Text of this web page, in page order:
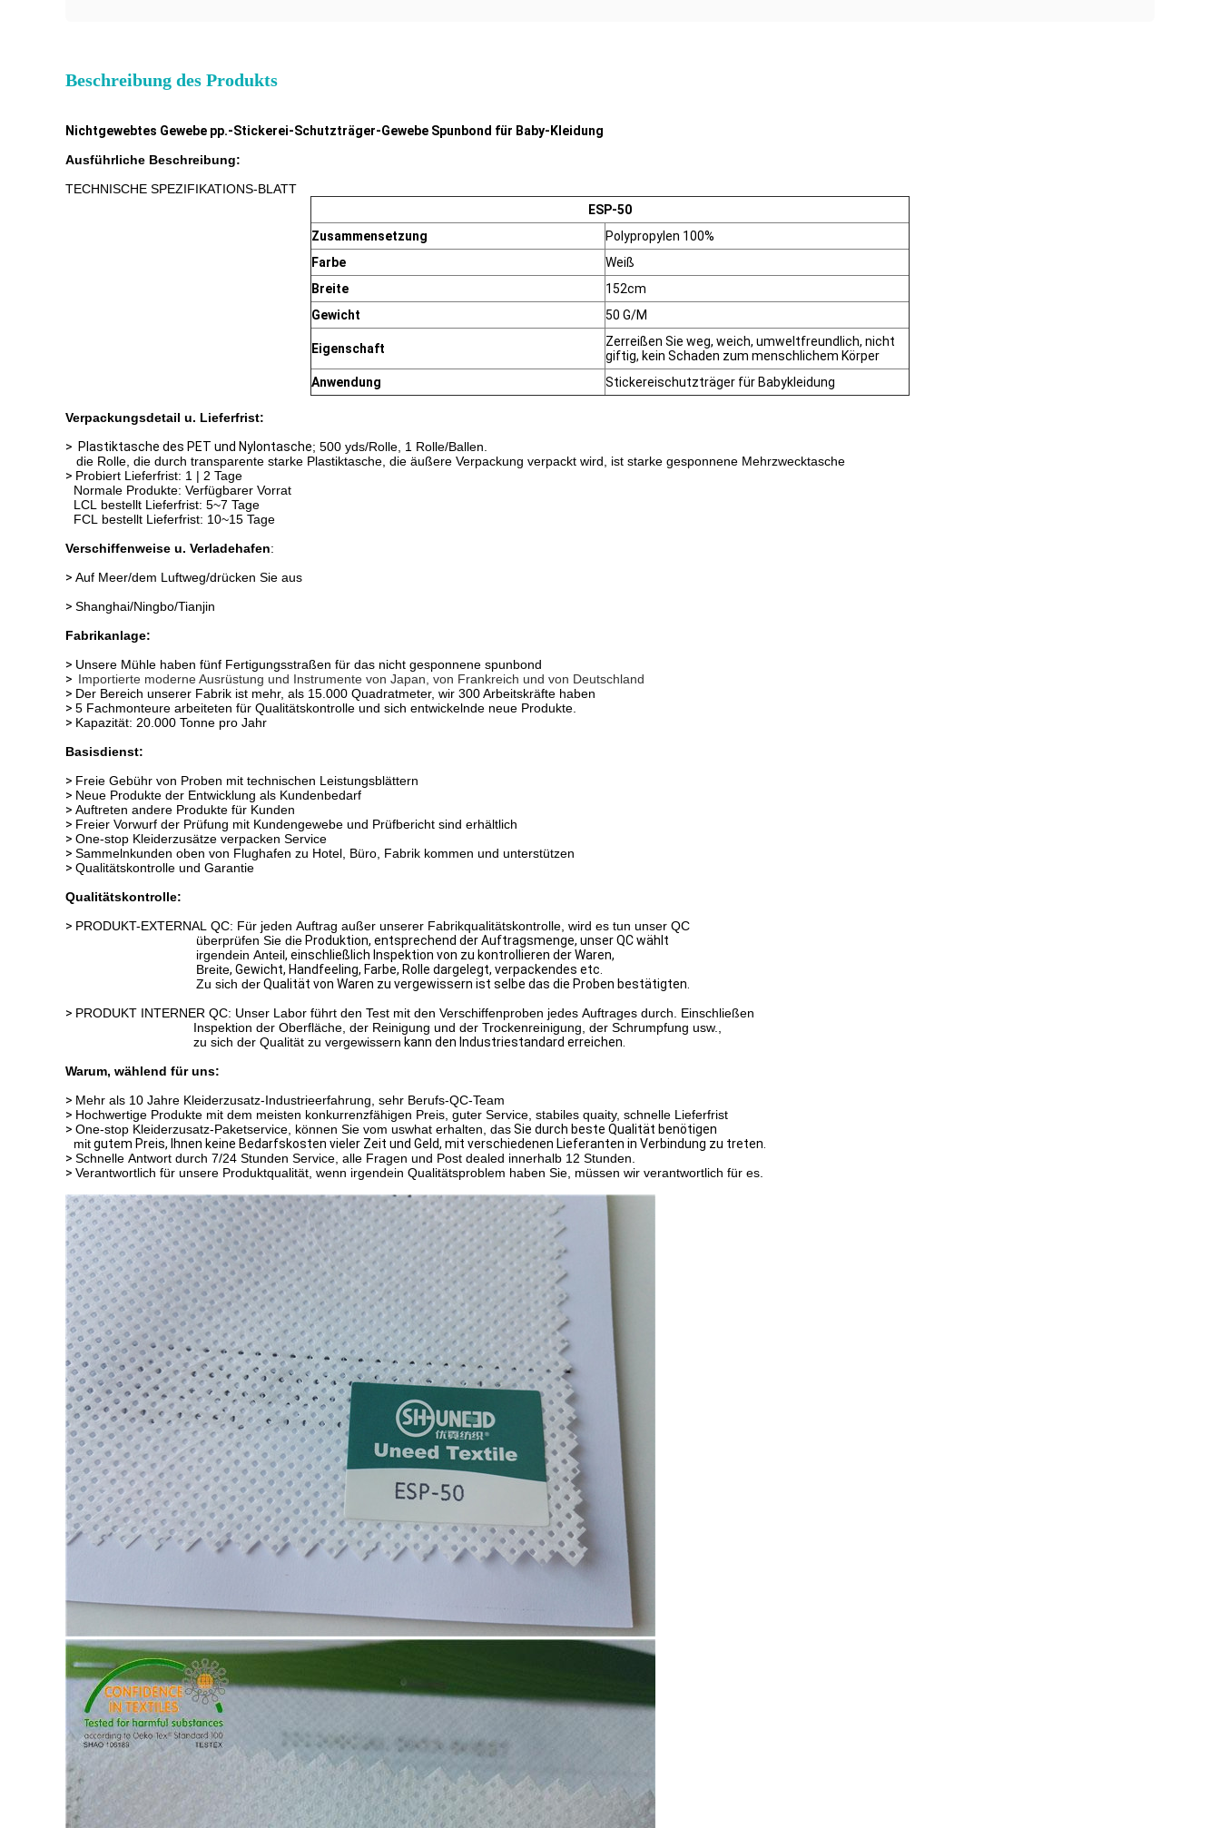
Beschreibung des Produkts
Nichtgewebtes Gewebe pp.-Stickerei-Schutzträger-Gewebe Spunbond für Baby-Kleidung
Ausführliche Beschreibung:
TECHNISCHE SPEZIFIKATIONS-BLATT
ESP-50
Zusammensetzung
Polypropylen 100%
Farbe
Weiß
Breite
152cm
Gewicht
50 G/M
Eigenschaft
Zerreißen Sie weg, weich, umweltfreundlich, nicht
giftig, kein Schaden zum menschlichem Körper
Anwendung
Stickereischutzträger für Babykleidung
Verpackungsdetail u. Lieferfrist:
> Plastiktasche des PET und Nylontasche; 500 yds/Rolle, 1 Rolle/Ballen.
die Rolle, die durch transparente starke Plastiktasche, die äußere Verpackung verpackt wird, ist starke gesponnene Mehrzwecktasche
> Probiert Lieferfrist: 1 | 2 Tage
Normale Produkte: Verfügbarer Vorrat
LCL bestellt Lieferfrist: 5~7 Tage
FCL bestellt Lieferfrist: 10~15 Tage
Verschiffenweise u. Verladehafen:
> Auf Meer/dem Luftweg/drücken Sie aus
> Shanghai/Ningbo/Tianjin
Fabrikanlage:
> Unsere Mühle haben fünf Fertigungsstraßen für das nicht gesponnene spunbond
> Importierte moderne Ausrüstung und Instrumente von Japan, von Frankreich und von Deutschland
> Der Bereich unserer Fabrik ist mehr, als 15.000 Quadratmeter, wir 300 Arbeitskräfte haben
> 5 Fachmonteure arbeiteten für Qualitätskontrolle und sich entwickelnde neue Produkte.
> Kapazität: 20.000 Tonne pro Jahr
Basisdienst:
> Freie Gebühr von Proben mit technischen Leistungsblättern
> Neue Produkte der Entwicklung als Kundenbedarf
> Auftreten andere Produkte für Kunden
> Freier Vorwurf der Prüfung mit Kundengewebe und Prüfbericht sind erhältlich
> One-stop Kleiderzusätze verpacken Service
> Sammelnkunden oben von Flughafen zu Hotel, Büro, Fabrik kommen und unterstützen
> Qualitätskontrolle und Garantie
Qualitätskontrolle:
> PRODUKT-EXTERNAL QC: Für jeden Auftrag außer unserer Fabrikqualitätskontrolle, wird es tun unser QC
überprüfen Sie die Produktion, entsprechend der Auftragsmenge, unser QC wählt
irgendein Anteil, einschließlich Inspektion von zu kontrollieren der Waren,
Breite, Gewicht, Handfeeling, Farbe, Rolle dargelegt, verpackendes etc.
Zu sich derQualität von Waren zu vergewissern ist selbe das die Proben bestätigten.
> PRODUKT INTERNER QC: Unser Labor führt den Test mit den Verschiffenproben jedes Auftrages durch. Einschließen
Inspektion der Oberfläche, der Reinigung und der Trockenreinigung, der Schrumpfung usw.,
zu sich der Qualität zu vergewissern kann den Industriestandard erreichen.
Warum, wählend für uns:
> Mehr als 10 Jahre Kleiderzusatz-Industrieerfahrung, sehr Berufs-QC-Team
> Hochwertige Produkte mit dem meisten konkurrenzfähigen Preis, guter Service, stabiles quaity, schnelle Lieferfrist
> One-stop Kleiderzusatz-Paketservice, können Sie vom uswhat erhalten, dasSie durch beste Qualität benötigen
mitgutem Preis, Ihnen keine Bedarfskosten vieler Zeit und Geld, mit verschiedenen Lieferanten in Verbindung zu treten.
> Schnelle Antwort durch 7/24 Stunden Service, alle Fragen und Post dealed innerhalb 12 Stunden.
> Verantwortlich für unsere Produktqualität, wenn irgendein Qualitätsproblem haben Sie, müssen wir verantwortlich für es.